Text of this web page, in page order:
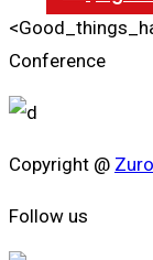
Conference
Copyright @
Follow us